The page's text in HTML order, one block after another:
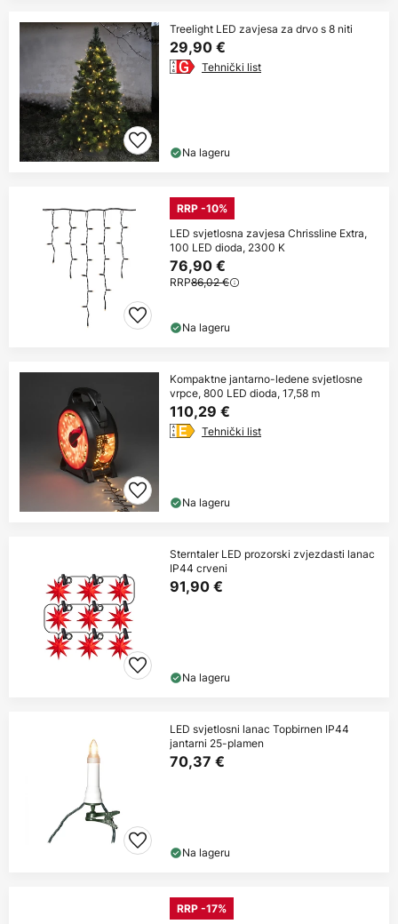
Treelight LED zavjesa za drvo s 8 niti
29,90 €
Tehnički list
Na lageru
RRP -10%
LED svjetlosna zavjesa Chrissline Extra,
100 LED dioda, 2300 K
76,90 €
RRP86,02 €
Na lageru
Kompaktne jantarno-ledene svjetlosne
vrpce, 800 LED dioda, 17,58 m
110,29 €
Tehnički list
Na lageru
Sterntaler LED prozorski zvjezdasti lanac
IP44 crveni
91,90 €
Na lageru
LED svjetlosni lanac Topbirnen IP44
jantarni 25-plamen
70,37 €
Na lageru
RRP -17%